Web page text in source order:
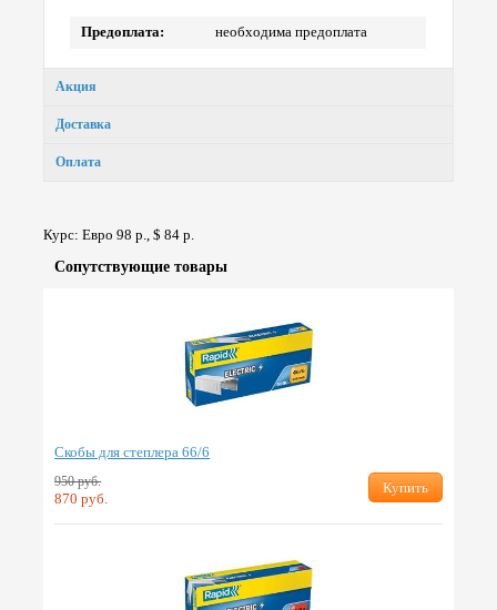
Предоплата: необходима предоплата
Акция
Доставка
Оплата
Курс: Евро 98 р., $ 84 р.
Сопут­ствую­щие товары
Скобы для степлера 66/6
950 руб.
870 руб.
Купить